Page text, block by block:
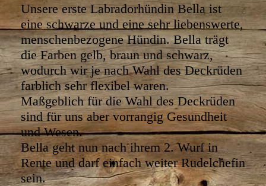
Unsere erste Labradorhündin Bella ist
eine schwarze und eine sehr liebenswerte,
menschenbezogene Hündin. Bella trägt
die Farben gelb, braun und schwarz,
wodurch wir je nach Wahl des Deckrüden
farblich sehr flexibel waren.
Maßgeblich für die Wahl des Deckrüden
sind für uns aber vorrangig Gesundheit
und Wesen.
Bella geht nun nach ihrem 2. Wurf in
Rente und darf einfach weiter Rudelchefin
sein.